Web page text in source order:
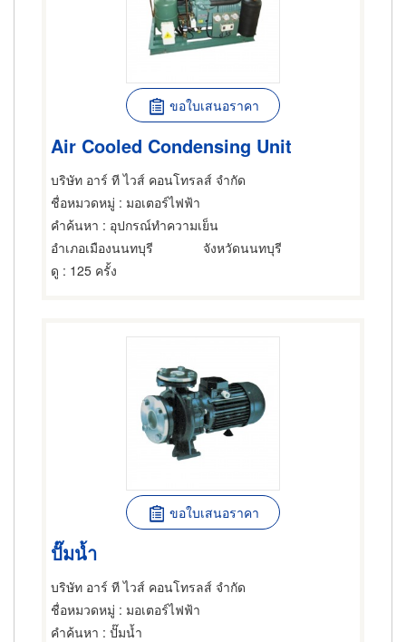
ขอใบเสนอราคา
Air Cooled Condensing Unit
บริษัท อาร์ ที ไวส์ คอนโทรลส์ จำกัด
ชื่อหมวดหมู่ : มอเตอร์ไฟฟ้า
คำค้นหา : อุปกรณ์ทำความเย็น
อำเภอเมืองนนทบุรี
จังหวัดนนทบุรี
ดู : 125 ครั้ง
ขอใบเสนอราคา
ปั๊มน้ำ
บริษัท อาร์ ที ไวส์ คอนโทรลส์ จำกัด
ชื่อหมวดหมู่ : มอเตอร์ไฟฟ้า
คำค้นหา : ปั๊มน้ำ